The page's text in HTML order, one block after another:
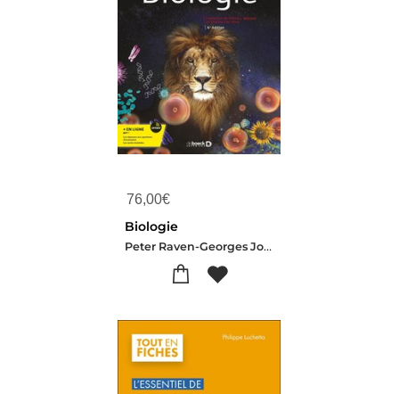
76,00€
Biologie
Peter Raven-Georges Johnson-Jonathan B. Losos-Susan R. Singer